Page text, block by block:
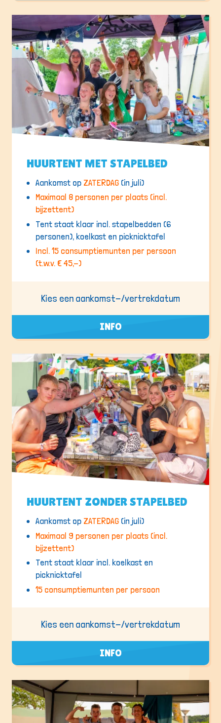
HUURTENT MET STAPELBED
Aankomst op ZATERDAG (in juli)
Maximaal 8 personen per plaats (incl.
bijzettent)
Tent staat klaar incl. stapelbedden (6
personen), koelkast en picknicktafel
Incl. 15 consumptiemunten per persoon
(t.w.v. € 45,-)
Kies een aankomst-/vertrekdatum
INFO
HUURTENT ZONDER STAPELBED
Aankomst op ZATERDAG (in juli)
Maximaal 9 personen per plaats (incl.
bijzettent)
Tent staat klaar incl. koelkast en
picknicktafel
15 consumptiemunten per persoon
Kies een aankomst-/vertrekdatum
INFO